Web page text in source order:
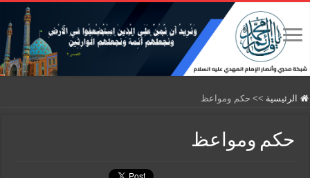
الرئيسية >> حكم ومواعظ
حكم ومواعظ